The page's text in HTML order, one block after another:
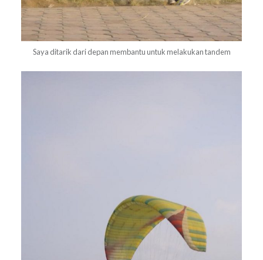
Saya ditarik dari depan membantu untuk melakukan tandem